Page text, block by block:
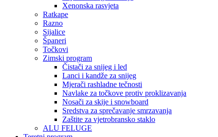
Xenonska rasvjeta
Ratkape
Razno
Sijalice
Španeri
Točkovi
Zimski program
Čistači za snijeg i led
Lanci i kandže za snijeg
Mjerači rashladne tečnosti
Navlake za točkove protiv proklizavanja
Nosači za skije i snowboard
Sredstva za sprečavanje smrzavanja
Zaštite za vjetrobransko staklo
ALU FELUGE